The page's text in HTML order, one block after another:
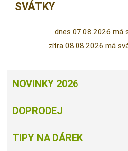
SVÁTKY
dnes 07.08.2026 má
zítra 08.08.2026 má
NOVINKY 2026
DOPRODEJ
TIPY NA DÁREK